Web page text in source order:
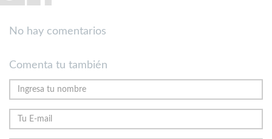
No hay comentarios
Comenta tu también